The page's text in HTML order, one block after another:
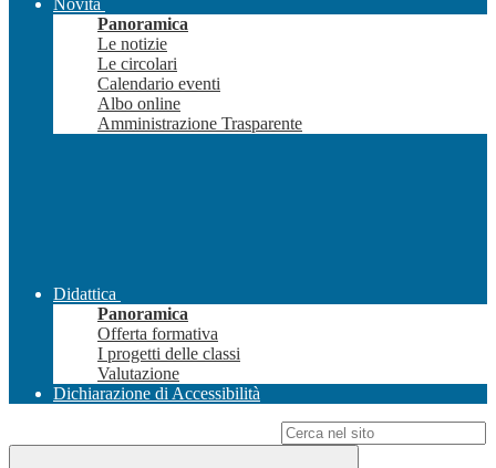
Novità
Panoramica
Le notizie
Le circolari
Calendario eventi
Albo online
Amministrazione Trasparente
Didattica
Panoramica
Offerta formativa
I progetti delle classi
Valutazione
Dichiarazione di Accessibilità